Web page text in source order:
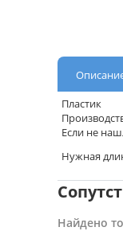
Пластик
Если не
Нужная
Найдено